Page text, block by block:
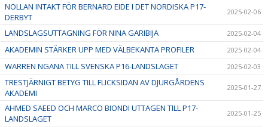
NOLLAN INTAKT FÖR BERNARD EIDE I DET NORDISKA P17-
DERBYT
2025-02-06
LANDSLAGSUTTAGNING FÖR NINA GARIBIJA 2025-02-04
AKADEMIN STÄRKER UPP MED VÄLBEKANTA PROFILER 2025-02-04
WARREN NGANA TILL SVENSKA P16-LANDSLAGET 2025-02-03
TRESTJÄRNIGT BETYG TILL FLICKSIDAN AV DJURGÅRDENS
AKADEMI
2025-01-27
AHMED SAEED OCH MARCO BIONDI UTTAGEN TILL P17-
LANDSLAGET
2025-01-25